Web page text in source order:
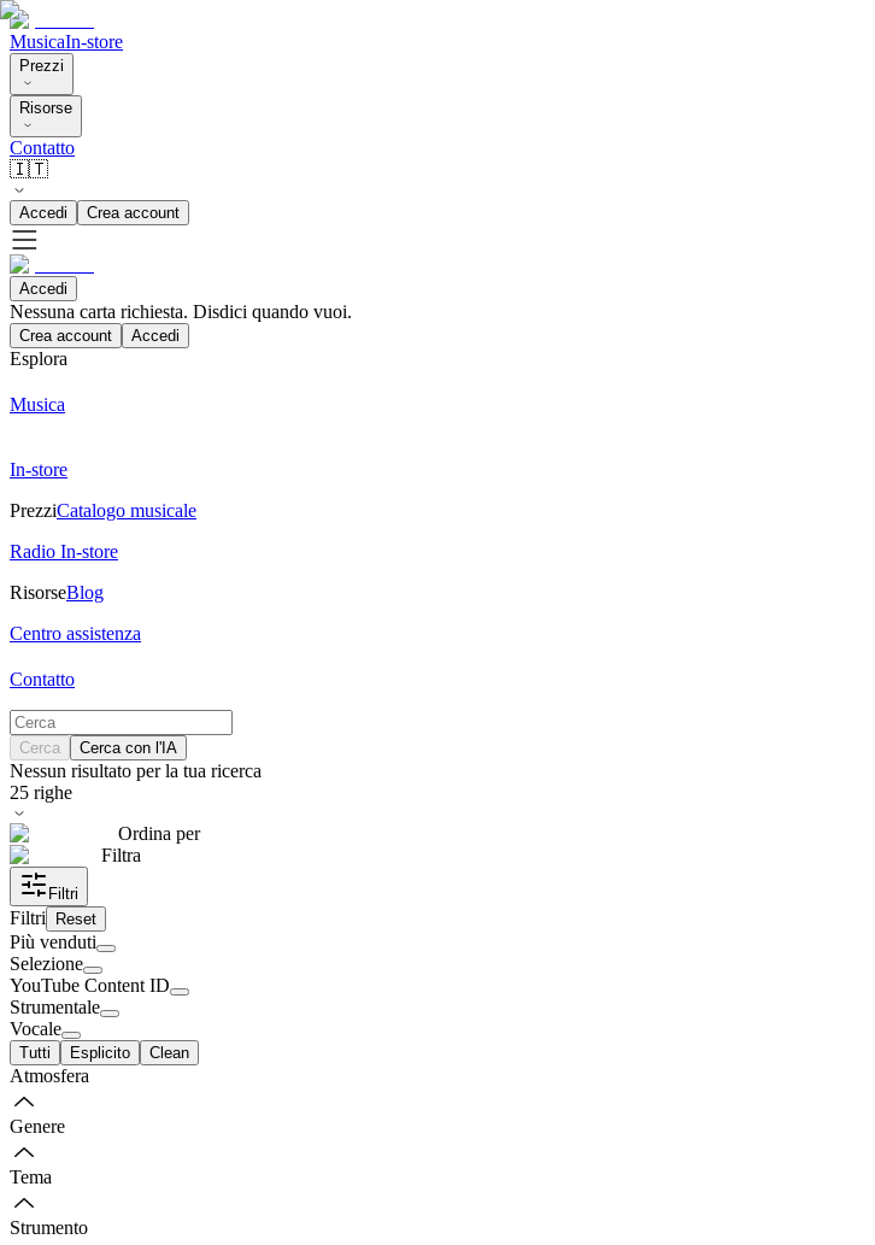
MusicaIn-store
Prezzi
Risorse
Contatto
🇮🇹
Accedi Crea account
Accedi
Nessuna carta richiesta. Disdici quando vuoi.
Crea account Accedi
Esplora
Musica
In-store
PrezziCatalogo musicale
Radio In-store
RisorseBlog
Centro assistenza
Contatto
Cerca Cerca con l'IA
Nessun risultato per la tua ricerca
25 righe
Ordina per
Filtra
Filtri
Filtri Reset
Più venduti
Selezione
YouTube Content ID
Strumentale
Vocale
Tutti Esplicito Clean
Atmosfera
Genere
Tema
Strumento